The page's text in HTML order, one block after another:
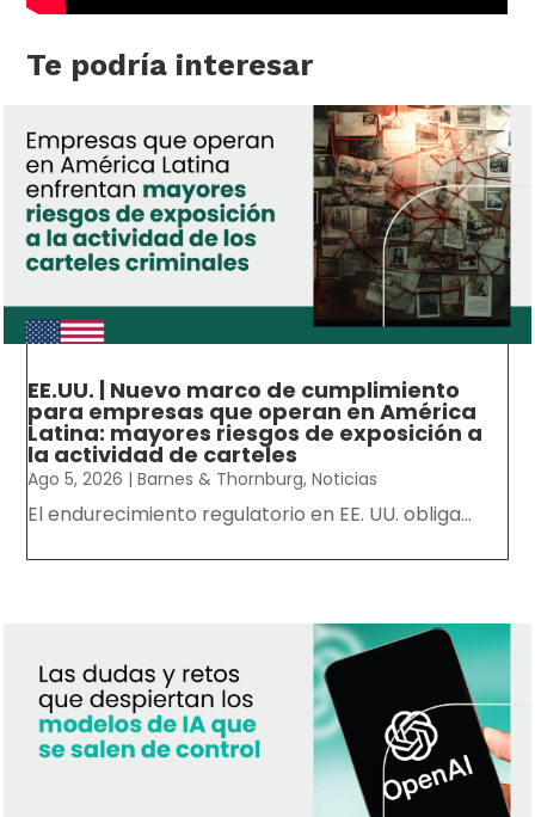
Te podría interesar
EE.UU. | Nuevo marco de cumplimiento
para empresas que operan en América
Latina: mayores riesgos de exposición a
la actividad de carteles
Ago 5, 2026 |Barnes & Thornburg,Noticias
El endurecimiento regulatorio en EE. UU. obliga...